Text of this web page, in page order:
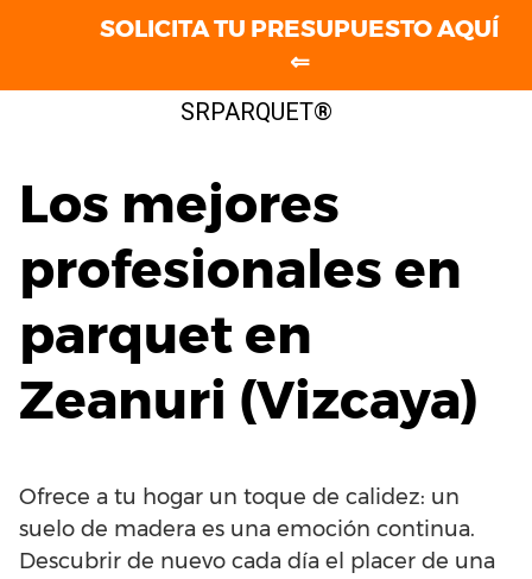
SRPARQUET®
Los mejores
profesionales en
parquet en
Zeanuri (Vizcaya)
Ofrece a tu hogar un toque de calidez: un
suelo de madera es una emoción continua.
Descubrir de nuevo cada día el placer de una
SOLICITA TU PRESUPUESTO AQUÍ
⇐